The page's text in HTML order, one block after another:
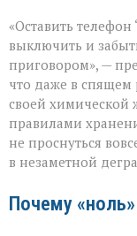
«Оставить
выключить и
приговором», —
что даже в спящем
своей химической
правилами
не проснуться
в незаметной
Почему